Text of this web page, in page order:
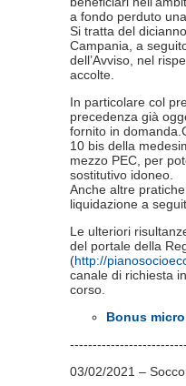
a fondo perduto
Si tratta del
Campania, a
dell’Avviso, nel
accolte.
In particolare col
precedenza già
fornito in
10 bis della
mezzo PEC, per
sostitutivo idoneo.
Anche altre
liquidazione a
Le ulteriori
del portale della
(http://
canale di richiesta
corso.
Bonus
03/02/2021 –